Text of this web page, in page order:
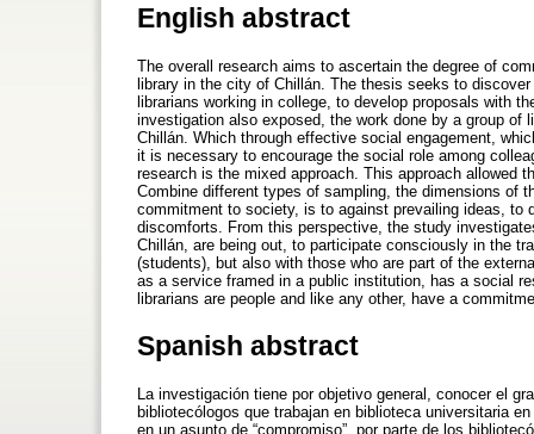
English abstract
The overall research aims to ascertain the degree of
library in the city of Chillán. The thesis seeks to
librarians working in college, to develop proposals with
investigation also exposed, the work done by a group of
Chillán. Which through effective social engagement,
it is necessary to encourage the social role among
research is the mixed approach. This approach allowed
Combine different types of sampling, the dimensions of
commitment to society, is to against prevailing ideas,
discomforts. From this perspective, the study
Chillán, are being out, to participate consciously in the
(students), but also with those who are part of the
as a service framed in a public institution, has a social
librarians are people and like any other, have a
Spanish abstract
La investigación tiene por objetivo general, conocer el
bibliotecólogos que trabajan en biblioteca universitaria
en un asunto de “compromiso”, por parte de los